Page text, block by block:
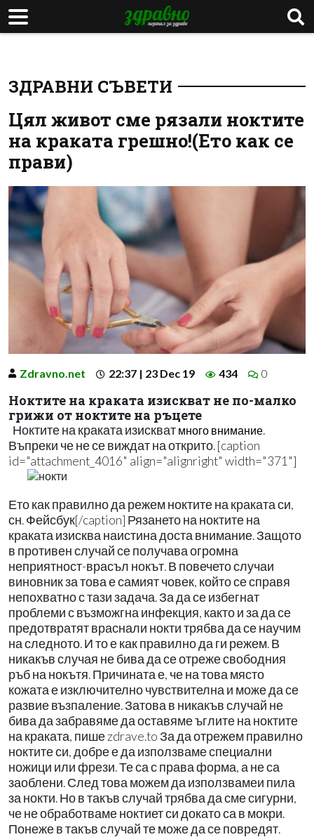
ЗДРАВНИ СЪВЕТИ
Цял живот сме рязали ноктите
на краката грешно!(Ето как се
прави)
Zdravno.net 22:37 | 23 Dec 19 434 0
Ноктите на краката изискват не по-малко
грижи от ноктите на ръцете
Ноктите на краката изискват много внимание.
Въпреки че не се виждат на открито. [caption
id="attachment_4016" align="alignright" width="371"]
Ето как правилно да режем ноктите на краката си,
сн. Фейсбук[/caption] Рязането на ноктите на
краката изисква наистина доста внимание. Защото
в противен случай се получава огромна
неприятност-врасъл нокът. В повечето случаи
виновник за това е самият човек, който се справя
непохватно с тази задача. За да се избегнат
проблеми с възможгна инфекция, както и за да се
предотвратят враснали нокти трябва да се научим
на следното. И то е как правилно да ги режем. В
никакъв случая не бива да се отреже свободния
ръб на нокътя. Причината е, че на това място
кожата е изключително чувствителна и може да се
развие възпаление. Затова в никакъв случай не
бива да забравяме да оставяме ъглите на ноктите
на краката, пише zdrave.to За да отрежем правилно
ноктите си, добре е да използваме специални
ножици или фрези. Те са с права форма, а не са
заоблени. След това можем да използвамеи пила
за нокти. Но в такъв случай трябва да сме сигурни,
че не обработваме ноктиет си докато са в мокри.
Понеже в такъв случай те може да се повредят.